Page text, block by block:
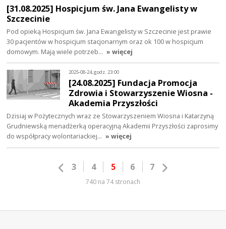
[31.08.2025] Hospicjum św. Jana Ewangelisty w
Szczecinie
Pod opieką Hospicjum św. Jana Ewangelisty w Szczecinie jest prawie
30 pacjentów w hospicjum stacjonarnym oraz ok 100 w hospicjum
domowym. Mają wiele potrzeb… » więcej
2025-08-24, godz. 23:00
[24.08.2025] Fundacja Promocja
Zdrowia i Stowarzyszenie Wiosna -
Akademia Przyszłości
Dzisiaj w Pożytecznych wraz ze Stowarzyszeniem Wiosna i Katarzyną
Grudniewską menadżerką operacyjną Akademii Przyszłości zaprosimy
do współpracy wolontariackiej… » więcej
3 4 5 6 7
740 na 74 stronach